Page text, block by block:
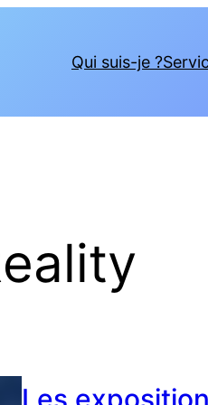
Qui suis-je ?